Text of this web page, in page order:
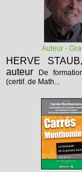
Auteur -
HERVE
auteur
De
(certif. de Math...